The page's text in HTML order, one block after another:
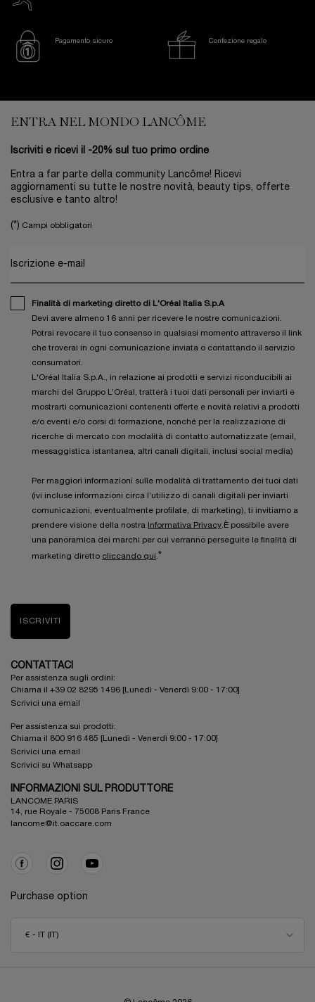
Pagamento sicuro Confezione regalo
ENTRA NEL MONDO LANCÔME
Iscriviti e ricevi il -20% sul tuo primo ordine
Entra a far parte della community Lancôme! Ricevi
aggiornamenti su tutte le nostre novità, beauty tips, offerte
esclusive e tanto altro!
(*) Campi obbligatori
Iscrizione e-mail
Finalità di marketing diretto di L'Oréal Italia S.p.A
Devi avere almeno 16 anni per ricevere le nostre comunicazioni.
Potrai revocare il tuo consenso in qualsiasi momento attraverso il link
che troverai in ogni comunicazione inviata o contattando il servizio
consumatori.
L'Oréal Italia S.p.A., in relazione ai prodotti e servizi riconducibili ai
marchi del Gruppo L’Oréal, tratterà i tuoi dati personali per inviarti e
mostrarti comunicazioni contenenti offerte e novità relativi a prodotti
e/o eventi e/o corsi di formazione, nonché per la realizzazione di
ricerche di mercato con modalità di contatto automatizzate (email,
messaggistica istantanea, altri canali digitali, inclusi social media)
Per maggiori informazioni sulle modalità di trattamento dei tuoi dati
(ivi incluse informazioni circa l’utilizzo di canali digitali per inviarti
comunicazioni, eventualmente profilate, di marketing), ti invitiamo a
prendere visione della nostra
Informativa Privacy .È possibile avere
una panoramica dei marchi per cui verranno perseguite le finalità di
marketing diretto cliccando qui *
ISCRIVITI
CONTATTACI
Per assistenza sugli ordini:
Chiama il +39 02 8295 1496 [Lunedì - Venerdì 9:00 - 17:00]
Scrivici una email
Per assistenza sui prodotti:
Chiama il 800 916 485 [Lunedì - Venerdì 9:00 - 17:00]
Scrivici una email
Scrivici su Whatsapp
INFORMAZIONI SUL PRODUTTORE
LANCOME PARIS
14, rue Royale - 75008 Paris France
lancome@it.oaccare.com
Purchase option
€ - IT (IT)